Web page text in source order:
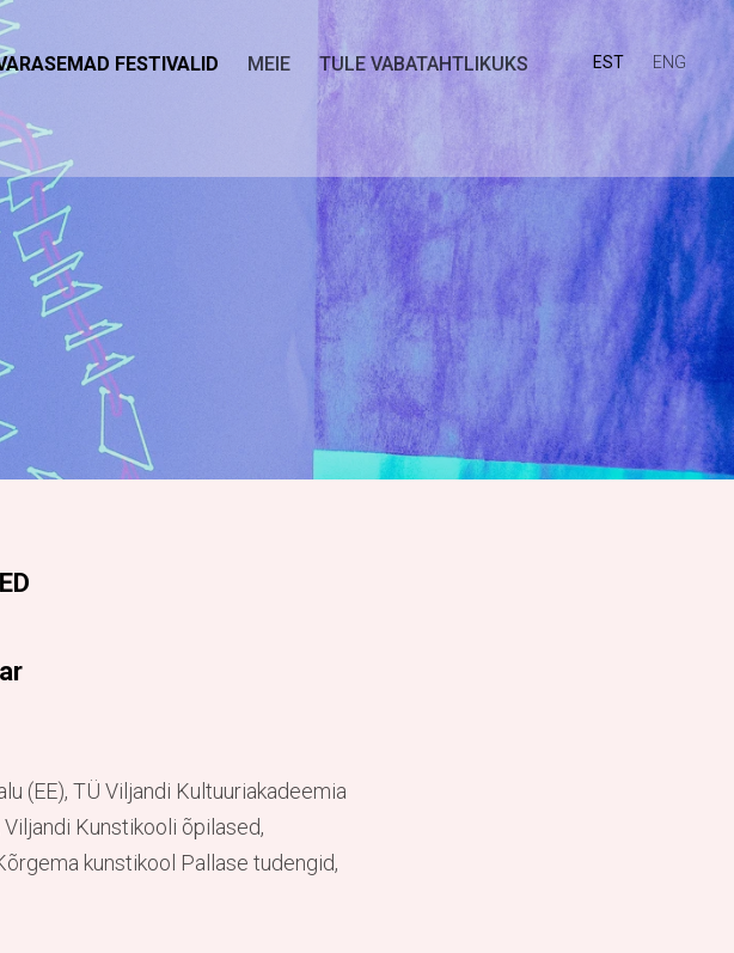
FESTIVALID MEIE TULE VABATAHTLIKUKS EST ENG
(EE), TÜ Viljandi Kultuuriakadeemia
Kunstikooli õpilased,
kunstikool Pallase tudengid,